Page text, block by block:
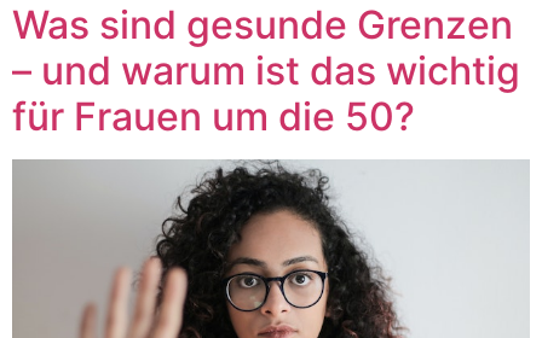
Was sind gesunde Grenzen
– und warum ist das wichtig
für Frauen um die 50?